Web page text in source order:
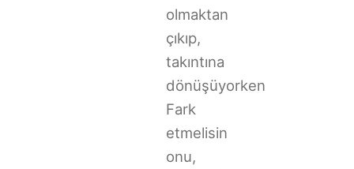
olmaktan
çıkıp,
takıntına
dönüşüyorken
Fark
etmelisin
onu,